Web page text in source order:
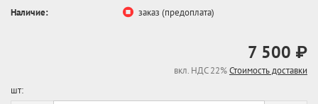
Наличие:
заказ (предоплата)
7 500 ₽
вкл. НДС 22%Стоимость доставки
шт: